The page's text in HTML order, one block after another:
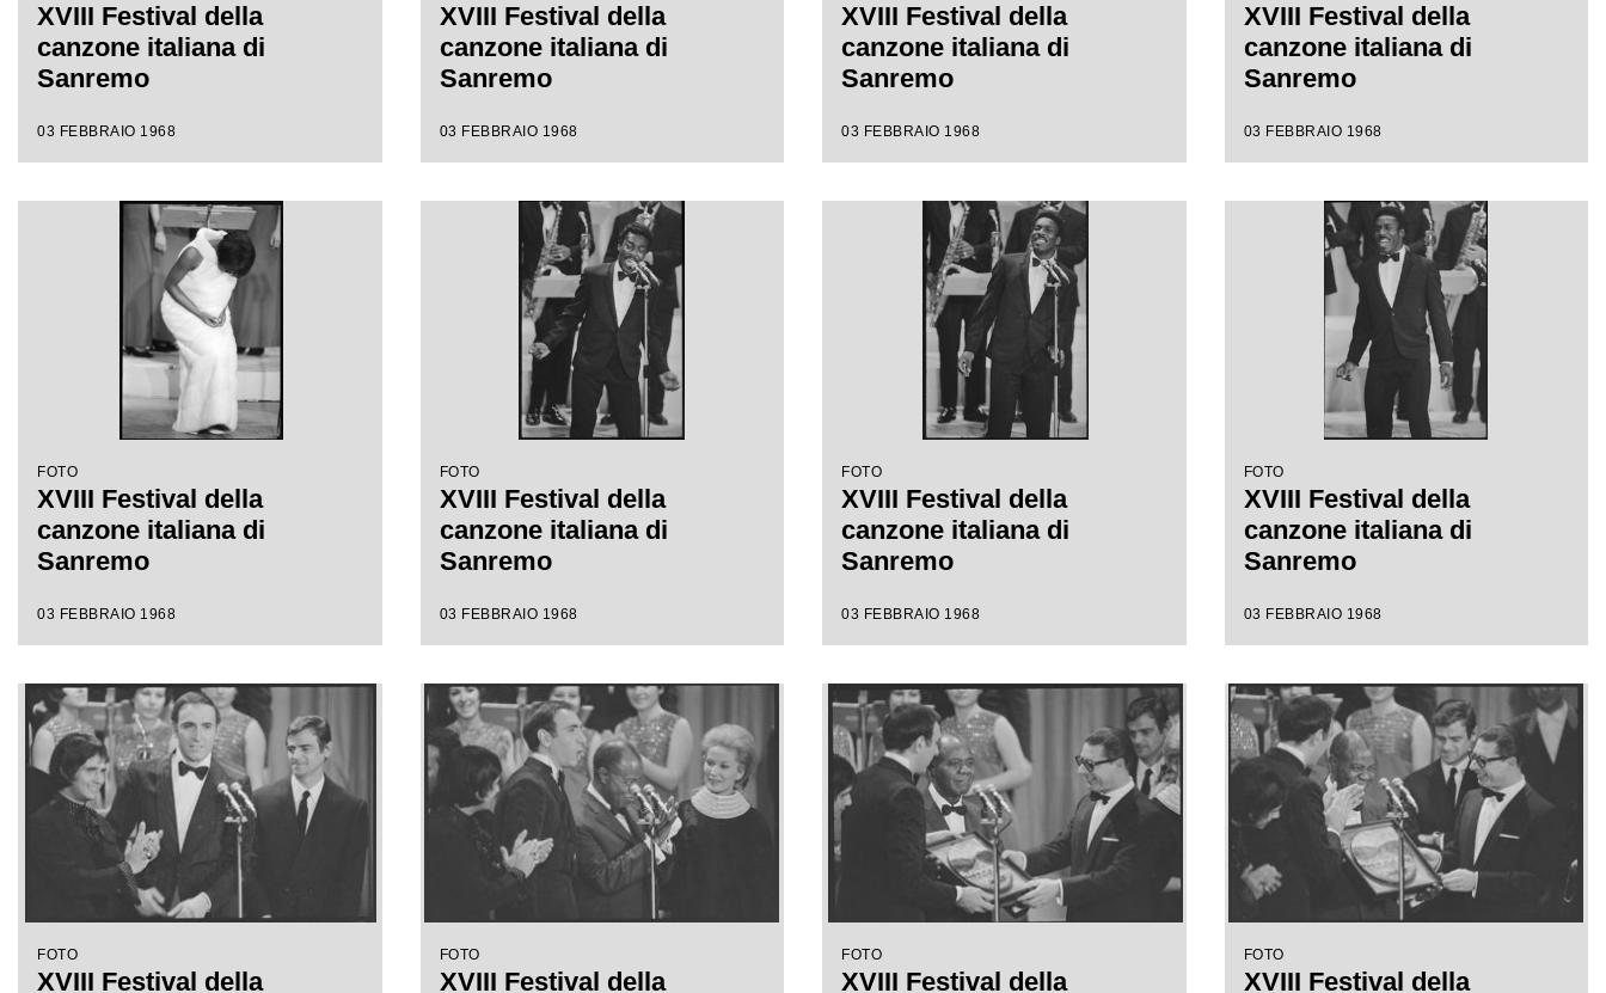
XVIII Festival della
canzone italiana di
Sanremo
03 FEBBRAIO 1968
XVIII Festival della
canzone italiana di
Sanremo
03 FEBBRAIO 1968
XVIII Festival della
canzone italiana di
Sanremo
03 FEBBRAIO 1968
XVIII Festival della
canzone italiana di
Sanremo
03 FEBBRAIO 1968
FOTO
XVIII Festival della
canzone italiana di
Sanremo
03 FEBBRAIO 1968
FOTO
XVIII Festival della
canzone italiana di
Sanremo
03 FEBBRAIO 1968
FOTO
XVIII Festival della
canzone italiana di
Sanremo
03 FEBBRAIO 1968
FOTO
XVIII Festival della
canzone italiana di
Sanremo
03 FEBBRAIO 1968
FOTO
XVIII Festival della
FOTO
XVIII Festival della
FOTO
XVIII Festival della
FOTO
XVIII Festival della